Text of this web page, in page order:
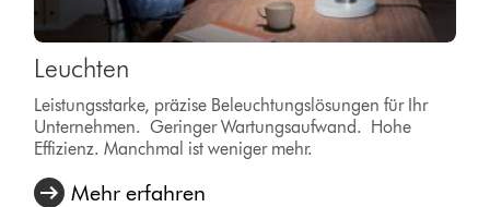
Leuchten
Leistungsstarke, präzise Beleuchtungslösungen für Ihr
Unternehmen. Geringer Wartungsaufwand. Hohe
Effizienz. Manchmal ist weniger mehr.
Mehr erfahren